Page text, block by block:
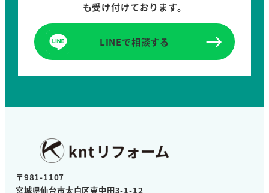
も受け付けております。
LINEで相談する
〒981-1107
宮城県仙台市太白区東中田3-1-12